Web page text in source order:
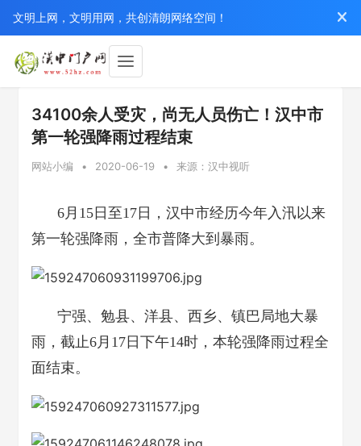
文明上网，文明用网，共创清朗网络空间！
34100余人受灾，尚无人员伤亡！汉中市
第一轮强降雨过程结束
网站小编 • 2020-06-19 • 来源：汉中视听
6月15日至17日，汉中市经历今年入汛以来
第一轮强降雨，全市普降大到暴雨。
宁强、勉县、洋县、西乡、镇巴局地大暴
雨，截止6月17日下午14时，本轮强降雨过程全
面结束。